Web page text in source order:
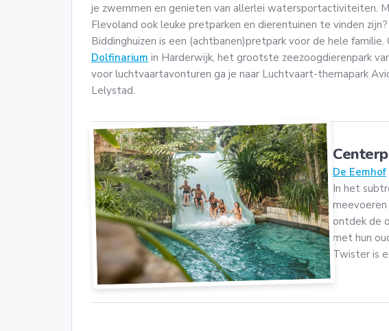
je zwemmen en genieten van allerlei watersportactiviteiten.
Flevoland ook leuke pretparken en dierentuinen te vinden zijn?
Biddinghuizen is een (achtbanen)pretpark voor de hele
Dolfinarium in Harderwijk, het grootste zeezoogdierenpark
voor luchtvaartavonturen ga je naar Luchtvaart-themapark
Lelystad.
De Eemhof
In het
ontdek de
met hun
Twister is